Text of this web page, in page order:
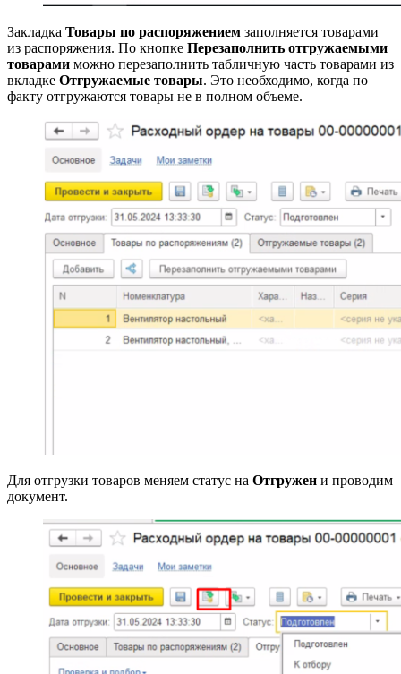
Закладка Товары по распоряжением заполняется товарами
из распоряжения. По кнопке Перезаполнить отгружаемыми
товарами можно перезаполнить табличную часть товарами из
вкладке Отгружаемые товары. Это необходимо, когда по
факту отгружаются товары не в полном объеме.
Для отгрузки товаров меняем статус на Отгружен и проводим
документ.